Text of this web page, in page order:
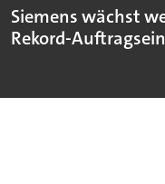
Siemens wächst
Rekord-